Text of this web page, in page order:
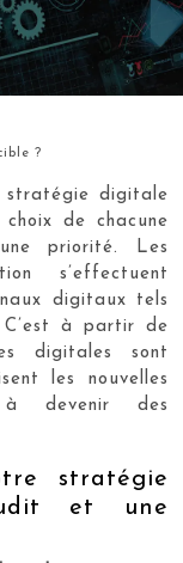
?
stratégie digitale
de chacune
priorité. Les
s’effectuent
digitaux tels
à partir de
digitales sont
les nouvelles
à devenir des
stratégie
et une